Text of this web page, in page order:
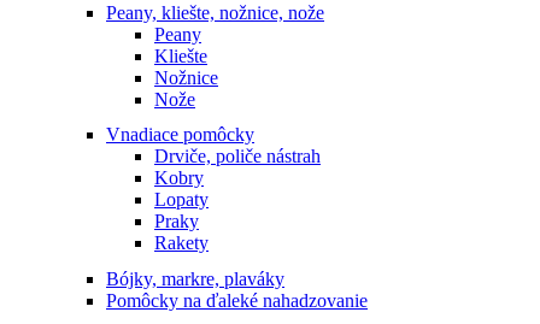
Peany, kliešte, nožnice, nože
Peany
Kliešte
Nožnice
Nože
Vnadiace pomôcky
Drviče, poliče nástrah
Kobry
Lopaty
Praky
Rakety
Bójky, markre, plaváky
Pomôcky na ďaleké nahadzovanie